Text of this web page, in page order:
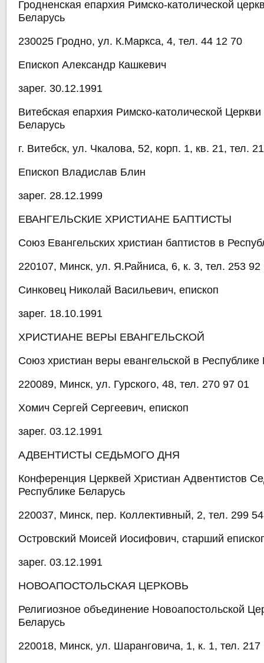
Гродненская епархия Римско-католической
Беларусь
230025 Гродно, ул. К.Маркса, 4, тел. 44 12 70
Епископ Александр Кашкевич
зарег. 30.12.1991
Витебская епархия Римско-католической
Беларусь
г. Витебск, ул. Чкалова, 52, корп. 1, кв. 21, тел.
Епископ Владислав Блин
зарег. 28.12.1999
ЕВАНГЕЛЬСКИЕ ХРИСТИАНЕ БАПТИСТЫ
Союз Евангельских христиан баптистов в
220107, Минск, ул. Я.Райниса, 6, к. 3, тел. 253 92
Синковец Николай Васильевич, епископ
зарег. 18.10.1991
ХРИСТИАНЕ ВЕРЫ ЕВАНГЕЛЬСКОЙ
Союз христиан веры евангельской в Республике
220089, Минск, ул. Гурского, 48, тел. 270 97 01
Хомич Сергей Сергеевич, епископ
зарег. 03.12.1991
АДВЕНТИСТЫ СЕДЬМОГО ДНЯ
Конференция Церквей Христиан Адвентистов
Республике Беларусь
220037, Минск, пер. Коллективный, 2, тел. 299
Островский Моисей Иосифович, старший
зарег. 03.12.1991
НОВОАПОСТОЛЬСКАЯ ЦЕРКОВЬ
Религиозное объединение Новоапостольской
Беларусь
220018, Минск, ул. Шаранговича, 1, к. 1, тел. 217